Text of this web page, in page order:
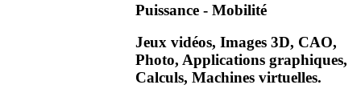
Puissance - Mobilité
Jeux vidéos, Images 3D, CAO,
Photo, Applications graphiques,
Calculs, Machines virtuelles.